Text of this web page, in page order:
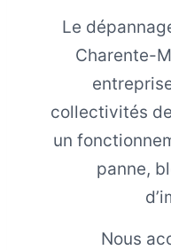
Le
Charente-
collectivités
un
panne,
Nous